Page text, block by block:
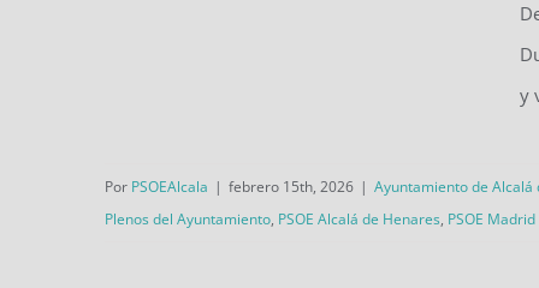
en la taquilla
y
Por PSOEAlcala | febrero 15th, 2026 | Ayuntamiento de Alcalá
Plenos del Ayuntamiento, PSOE Alcalá de Henares, PSOE Madrid